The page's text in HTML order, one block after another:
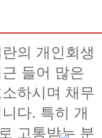
의 개인회생
들어 많은
하시며 채무
다. 특히 개
고통받는 분